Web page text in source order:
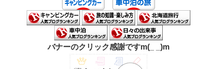
バナーのクリック感謝ですm(_ _)m